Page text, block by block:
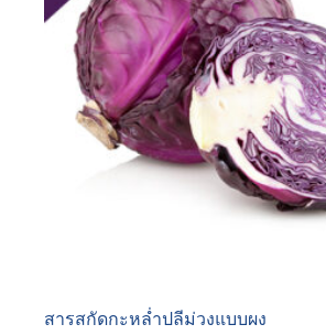
สารสกัดกะหล่ำปลีม่วงแบบผง